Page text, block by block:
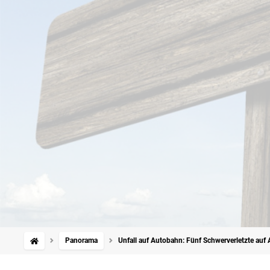
Panorama Unfall auf Autobahn: Fünf Schwerverletzte auf